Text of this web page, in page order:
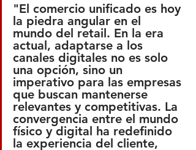
"El comercio unificado es hoy
la piedra angular en el
mundo del retail. En la era
actual, adaptarse a los
canales digitales no es solo
una opción, sino un
imperativo para las empresas
que buscan mantenerse
relevantes y competitivas. La
convergencia entre el mundo
físico y digital ha redefinido
la experiencia del cliente,